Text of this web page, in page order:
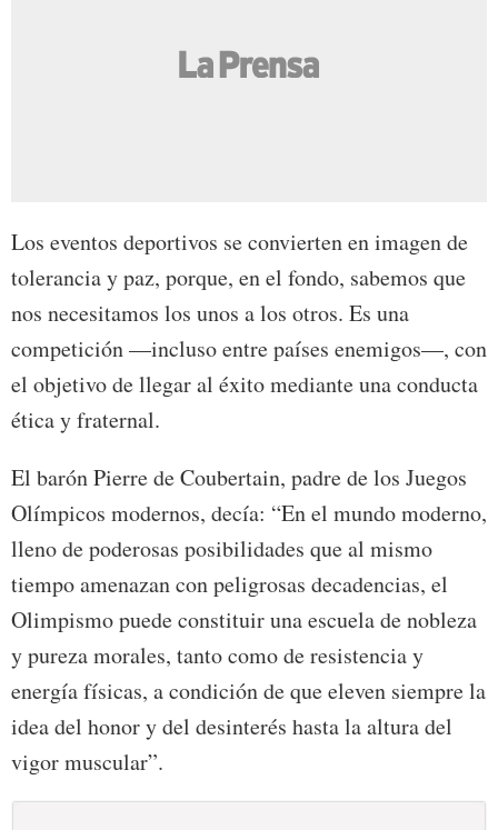
Los eventos deportivos se convierten en imagen de
tolerancia y paz, porque, en el fondo, sabemos que
nos necesitamos los unos a los otros. Es una
competición —incluso entre países enemigos—, con
el objetivo de llegar al éxito mediante una conducta
ética y fraternal.
El barón Pierre de Coubertain, padre de los Juegos
Olímpicos modernos, decía: “En el mundo moderno,
lleno de poderosas posibilidades que al mismo
tiempo amenazan con peligrosas decadencias, el
Olimpismo puede constituir una escuela de nobleza
y pureza morales, tanto como de resistencia y
energía físicas, a condición de que eleven siempre la
idea del honor y del desinterés hasta la altura del
vigor muscular”.